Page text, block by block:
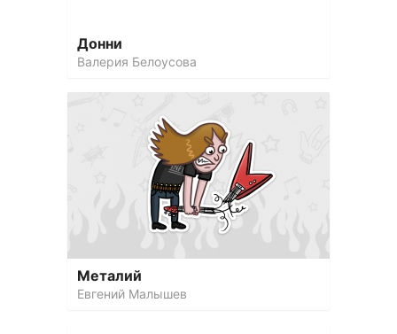
Донни
Валерия Белоусова
Металий
Евгений Малышев